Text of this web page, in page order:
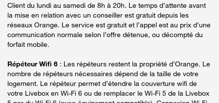
Client du lundi au samedi de 8h à 20h. Le temps d’attente avant
la mise en relation avec un conseiller est gratuit depuis les
réseaux Orange. Le service est gratuit et l’appel est au prix d’une
communication normale selon l’offre détenue, ou décompté du
forfait mobile.
Répéteur Wifi 6 : Les répéteurs restent la propriété d’Orange. Le
nombre de répéteurs nécessaires dépend de la taille de votre
logement. Le répéteur permet d’étendre la couverture wifi de
votre Livebox en Wi-Fi 6 ou de remplacer le Wi-Fi 5 de la Livebox